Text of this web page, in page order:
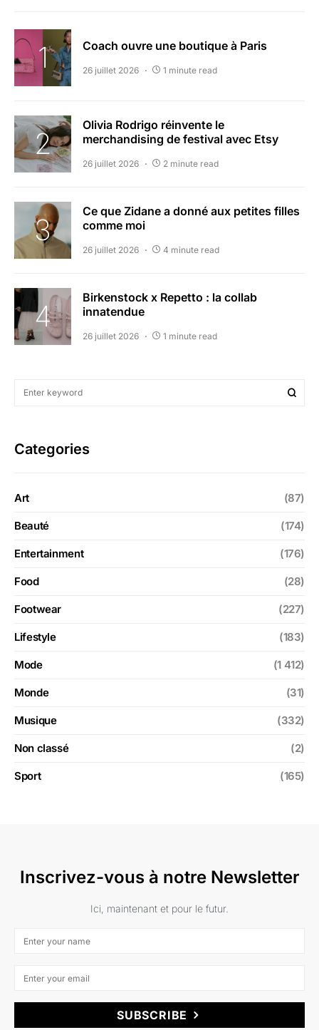
Coach ouvre une boutique à Paris
26 juillet 2026 1 minute read
Olivia Rodrigo réinvente le
merchandising de festival avec Etsy
26 juillet 2026 2 minute read
Ce que Zidane a donné aux petites filles
comme moi
26 juillet 2026 4 minute read
Birkenstock x Repetto : la collab
innatendue
26 juillet 2026 1 minute read
Categories
Art (87)
Beauté (174)
Entertainment (176)
Food (28)
Footwear (227)
Lifestyle (183)
Mode (1 412)
Monde (31)
Musique (332)
Non classé (2)
Sport (165)
Inscrivez-vous à notre Newsletter
Ici, maintenant et pour le futur.
SUBSCRIBE